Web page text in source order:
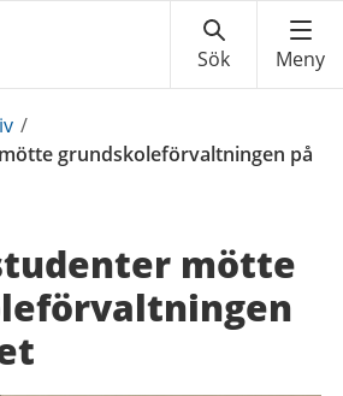
/
grundskoleförvaltningen på
mötte